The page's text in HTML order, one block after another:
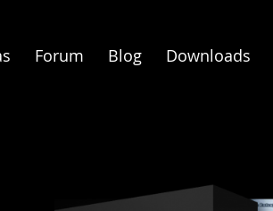
Forum Blog Downloads